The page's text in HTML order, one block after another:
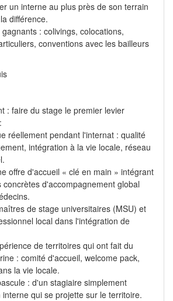
un interne au plus près de son terrain
différence.
: colivings, colocations,
conventions avec les bailleurs
: faire du stage le premier levier
réellement pendant l'internat : qualité
intégration à la vie locale, réseau
offre d'accueil « clé en main » intégrant
concrètes d'accompagnement global
de stage universitaires (MSU) et
local dans l'intégration de
de territoires qui ont fait du
: comité d'accueil, welcome pack,
la vie locale.
: d'un stagiaire simplement
interne qui se projette sur le territoire.